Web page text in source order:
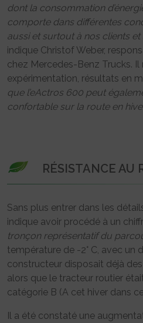
dont la consommation
comporte dans différentes
aussi et surtout à nos clients
indique Christof Weber,
chez Mercedes-Benz Trucks.
expérimentation, résultats en
que l’eActros 600 peut
confortable sur la route en
RÉSISTANCE AU
Sans plus entrer dans les
indique avoir procédé à un
tronçon représentatif du
température de -2° C, avec un
constructeur disposait déjà
alors que le tracteur routier
catégorie B (A cet hiver dans
Il a été constaté une